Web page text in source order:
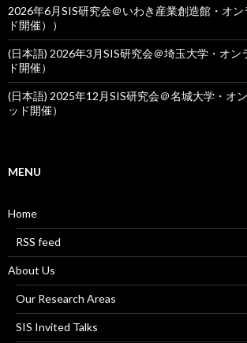
2026年6月SIS研究会＠いわき産業創造館・オ
ド開催））
(日本語) 2026年3月SIS研究会＠埼玉大学・オン
ド開催）
(日本語) 2025年12月SIS研究会＠名城大学・オ
ッド開催）
MENU
Home
RSS feed
About Us
Our Research Areas
SIS Invited Talks